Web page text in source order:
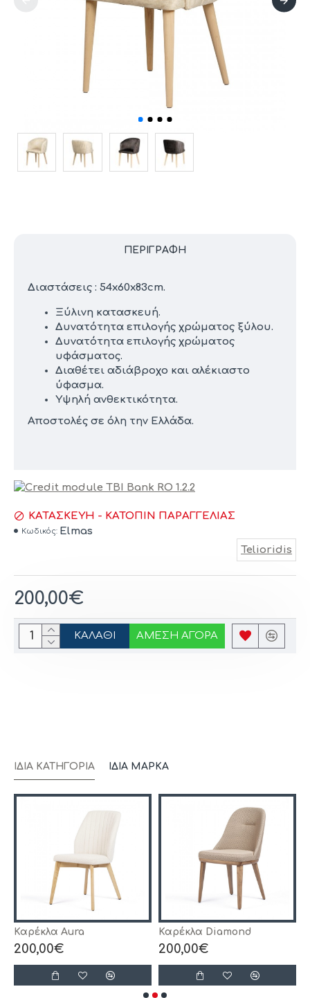
ΠΕΡΙΓΡΑΦΉ
Διαστάσεις : 54x60x83cm.
Ξύλινη κατασκευή.
Δυνατότητα επιλογής χρώματος ξύλου.
Δυνατότητα επιλογής χρώματος
υφάσματος.
Διαθέτει αδιάβροχο και αλέκιαστο
ύφασμα.
Υψηλή ανθεκτικότητα.
Αποστολές σε όλη την Ελλάδα.
200,00€
ΚΑΤΑΣΚΕΥΉ - ΚΑΤΌΠΙΝ ΠΑΡΑΓΓΕΛΊΑΣ
Κωδικός: Elmas
Telioridis
ΚΑΛΆΘΙ ΆΜΕΣΗ ΑΓΟΡΆ
ΊΔΙΑ ΚΑΤΗΓΟΡΊΑ ΊΔΙΑ ΜΆΡΚΑ
Καρέκλα Aura
200,00€
Καρέκλα Diamond
200,00€